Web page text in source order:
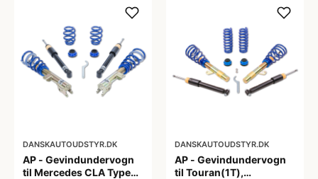
DANSKAUTOUDSTYR.DK
AP - Gevindundervogn
til Mercedes CLA Type
DANSKAUTOUDSTYR.DK
AP - Gevindundervogn
til Touran(1T),